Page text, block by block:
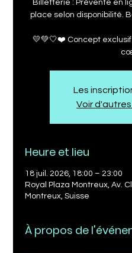
Billetterie : Prévente en
place selon disponibilité.
💛💚🤍❤️ Concept
Les
Voir
Heure et lieu
18 juil. 2026, 18:00 – 23:00
Royal Plaza Montreux, Av.
Montreux, Suisse
À propos de